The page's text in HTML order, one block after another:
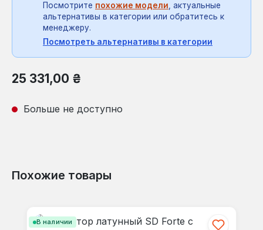
Посмотрите похожие модели, актуальные
альтернативы в категории или обратитесь к
менеджеру.
Посмотреть альтернативы в категории
Обычная цена:
25 331,00 ₴
Больше не доступно
Похожие товары
В наличии